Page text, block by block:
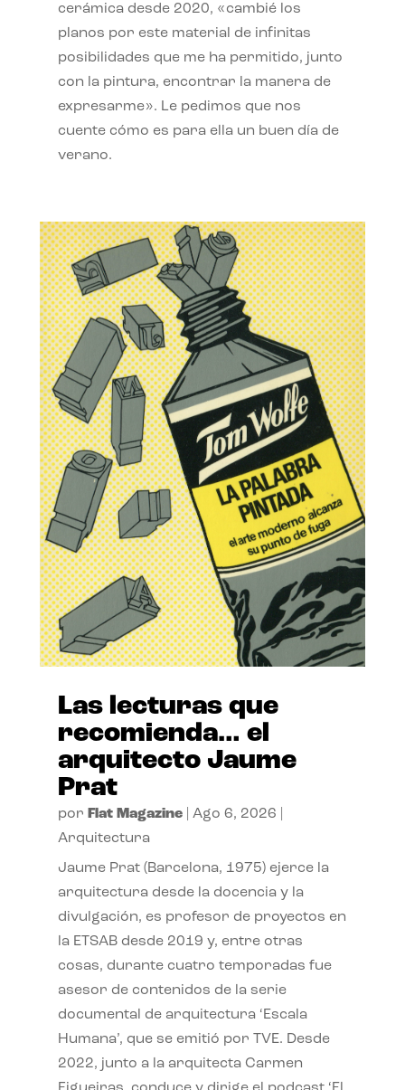
cerámica desde 2020, «cambié los
planos por este material de infinitas
posibilidades que me ha permitido, junto
con la pintura, encontrar la manera de
expresarme». Le pedimos que nos
cuente cómo es para ella un buen día de
verano.
Las lecturas que
recomienda… el
arquitecto Jaume
Prat
por Flat Magazine| Ago 6, 2026
Arquitectura
Jaume Prat (Barcelona, 1975) ejerce la
arquitectura desde la docencia y la
divulgación, es profesor de proyectos en
la ETSAB desde 2019 y, entre otras
cosas, durante cuatro temporadas fue
asesor de contenidos de la serie
documental de arquitectura ‘Escala
Humana’, que se emitió por TVE. Desde
2022, junto a la arquitecta Carmen